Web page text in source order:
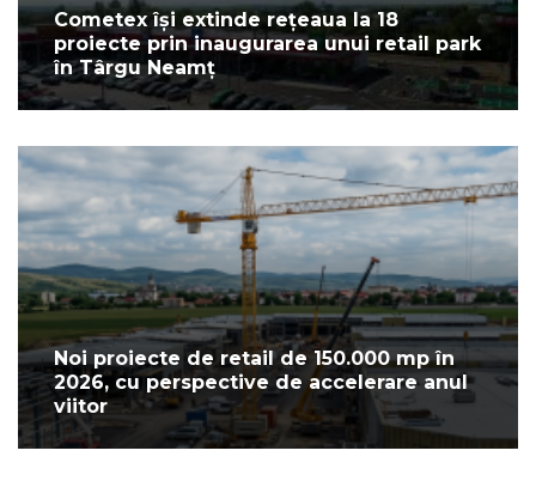
Cometex își extinde rețeaua la 18
proiecte prin inaugurarea unui retail park
în Târgu Neamț
Noi proiecte de retail de 150.000 mp în
2026, cu perspective de accelerare anul
viitor